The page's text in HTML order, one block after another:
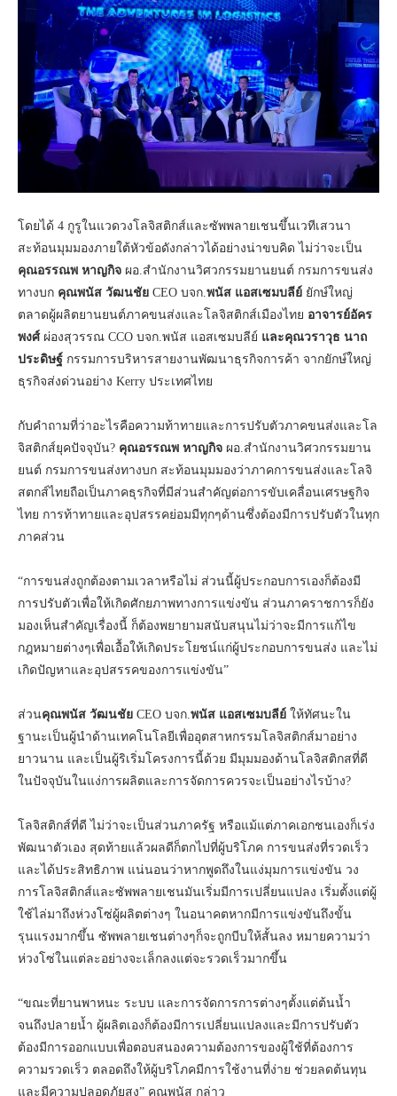
โดยได้ 4 กูรูในแวดวงโลจิสติกส์และซัพพลายเชนขึ้นเวทีเสวนา
สะท้อนมุมมองภายใต้หัวข้อดังกล่าวได้อย่างน่าขบคิด ไม่ว่าจะเป็น
คุณอรรณพ หาญกิจ ผอ.สำนักงานวิศวกรรมยานยนต์ กรมการขนส่ง
ทางบก คุณพนัส วัฒนชัย CEO บจก. พนัส แอสเซมบลีย์ ยักษ์ใหญ่
ตลาดผู้ผลิตยานยนต์ภาคขนส่งและโลจิสติกส์เมืองไทย อาจารย์อัคร
พงศ์ผ่องสุวรรณ CCO บจก.พนัส แอสเซมบลีย์ และคุณวราวุธ นาถ
ประดิษฐ์ กรรมการบริหารสายงานพัฒนาธุรกิจการค้า จากยักษ์ใหญ่
ธุรกิจส่งด่วนอย่าง Kerry ประเทศไทย
กับคำถามที่ว่าอะไรคือความท้าทายและการปรับตัวภาคขนส่งและโล
จิสติกส์ยุคปัจจุบัน? คุณอรรณพ หาญกิจ ผอ.สำนักงานวิศวกรรมยาน
ยนต์ กรมการขนส่งทางบก สะท้อนมุมมองว่าภาคการขนส่งและโลจิ
สตกส์ไทยถือเป็นภาคธุรกิจที่มีส่วนสำคัญต่อการขับเคลื่อนเศรษฐกิจ
ไทย การท้าทายและอุปสรรคย่อมมีทุกๆด้านซึ่งต้องมีการปรับตัวในทุก
ภาคส่วน
“การขนส่งถูกต้องตามเวลาหรือไม่ ส่วนนี้ผู้ประกอบการเองก็ต้องมี
การปรับตัวเพื่อให้เกิดศักยภาพทางการแข่งขัน ส่วนภาคราชการก็ยัง
มองเห็นสำคัญเรื่องนี้ ก็ต้องพยายามสนับสนุนไม่ว่าจะมีการแก้ไข
กฎหมายต่างๆเพื่อเอื้อให้เกิดประโยชน์แก่ผู้ประกอบการขนส่ง และไม่
เกิดปัญหาและอุปสรรคของการแข่งขัน”
ส่วนคุณพนัส วัฒนชัย CEO บจก. พนัส แอสเซมบลีย์ ให้ทัศนะใน
ฐานะเป็นผู้นำด้านเทคโนโลยีเพื่ออุตสาหกรรมโลจิสติกส์มาอย่าง
ยาวนาน และเป็นผู้ริเริ่มโครงการนี้ด้วย มีมุมมองด้านโลจิสติกสที่ดี
ในปัจจุบันในแง่การผลิตและการจัดการควรจะเป็นอย่างไรบ้าง?
โลจิสติกส์ที่ดี ไม่ว่าจะเป็นส่วนภาครัฐ หรือแม้แต่ภาคเอกชนเองก็เร่ง
พัฒนาตัวเอง สุดท้ายแล้วผลดีก็ตกไปที่ผู้บริโภค การขนส่งที่รวดเร็ว
และได้ประสิทธิภาพ แน่นอนว่าหากพูดถึงในแง่มุมการแข่งขัน วง
การโลจิสติกส์และซัพพลายเชนมันเริ่มมีการเปลี่ยนแปลง เริ่มตั้งแต่ผู้
ใช้ไล่มาถึงห่วงโซ่ผู้ผลิตต่างๆ ในอนาคตหากมีการแข่งขันถึงขั้น
รุนแรงมากขึ้น ซัพพลายเชนต่างๆก็จะถูกบีบให้สั้นลง หมายความว่า
ห่วงโซ่ในแต่ละอย่างจะเล็กลงแต่จะรวดเร็วมากขึ้น
“ขณะที่ยานพาหนะ ระบบ และการจัดการการต่างๆตั้งแต่ต้นน้ำ
จนถึงปลายน้ำ ผู้ผลิตเองก็ต้องมีการเปลี่ยนแปลงและมีการปรับตัว
ต้องมีการออกแบบเพื่อตอบสนองความต้องการของผู้ใช้ที่ต้องการ
ความรวดเร็ว ตลอดถึงให้ผู้บริโภคมีการใช้งานที่ง่าย ช่วยลดต้นทุน
และมีความปลอดภัยสูง” คุณพนัส กล่าว